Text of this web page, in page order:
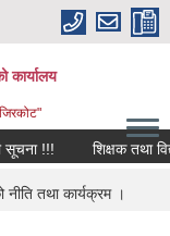
कार्यालय
!!! शिक्षक तथा
तथा कार्यक्रम ।